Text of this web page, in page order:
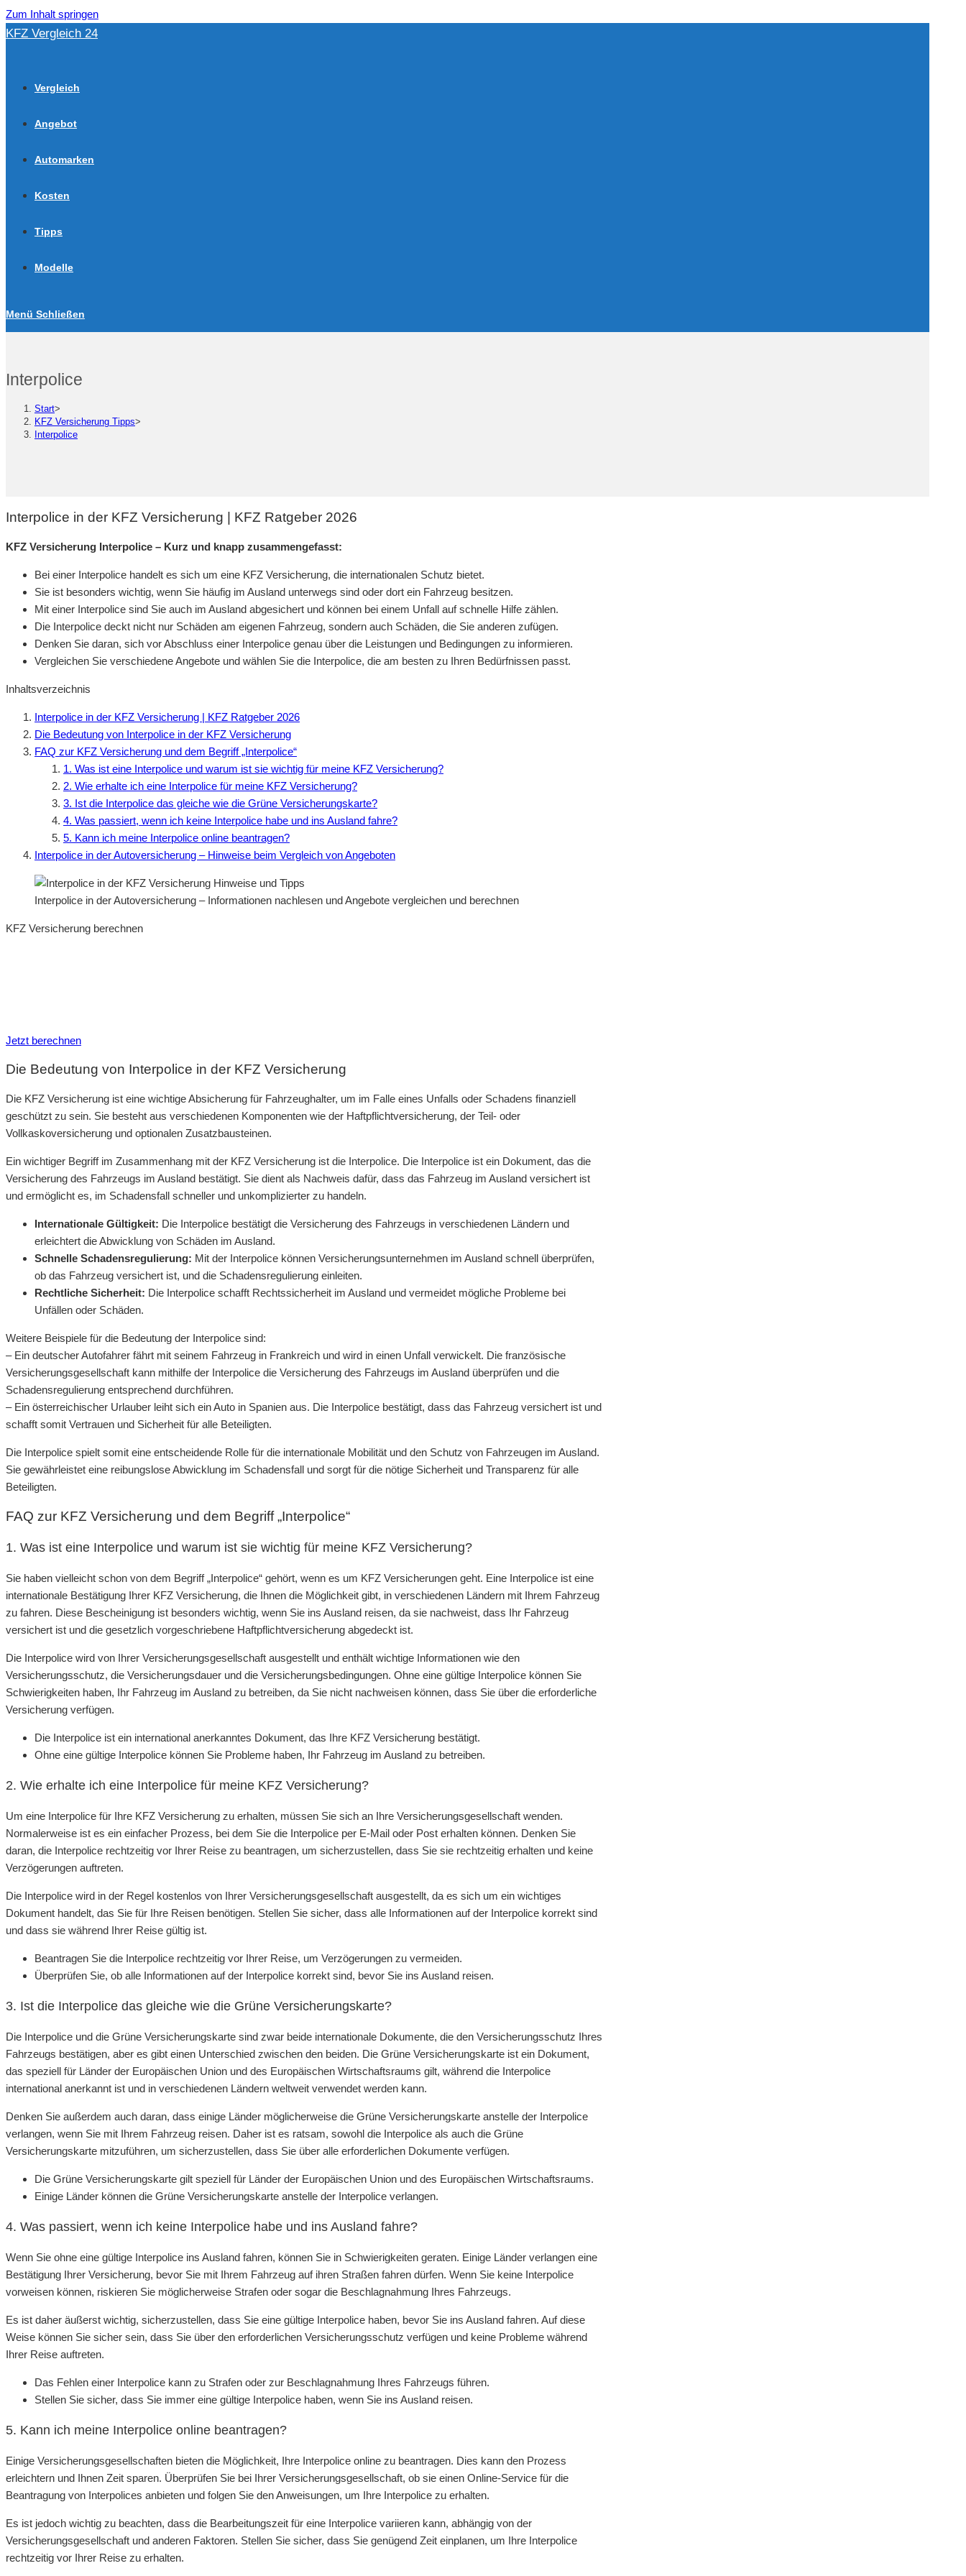
Zum Inhalt springen
KFZ Vergleich 24
Vergleich
Angebot
Automarken
Kosten
Tipps
Modelle
Menü Schließen
Interpolice
Start>
KFZ Versicherung Tipps>
Interpolice
Interpolice in der KFZ Versicherung | KFZ Ratgeber 2026
KFZ Versicherung Interpolice – Kurz und knapp zusammengefasst:
Bei einer Interpolice handelt es sich um eine KFZ Versicherung, die internationalen Schutz bietet.
Sie ist besonders wichtig, wenn Sie häufig im Ausland unterwegs sind oder dort ein Fahrzeug besitzen.
Mit einer Interpolice sind Sie auch im Ausland abgesichert und können bei einem Unfall auf schnelle Hilfe zählen.
Die Interpolice deckt nicht nur Schäden am eigenen Fahrzeug, sondern auch Schäden, die Sie anderen zufügen.
Denken Sie daran, sich vor Abschluss einer Interpolice genau über die Leistungen und Bedingungen zu informieren.
Vergleichen Sie verschiedene Angebote und wählen Sie die Interpolice, die am besten zu Ihren Bedürfnissen passt.
Inhaltsverzeichnis
Interpolice in der KFZ Versicherung | KFZ Ratgeber 2026
Die Bedeutung von Interpolice in der KFZ Versicherung
FAQ zur KFZ Versicherung und dem Begriff „Interpolice“
1. Was ist eine Interpolice und warum ist sie wichtig für meine KFZ Versicherung?
2. Wie erhalte ich eine Interpolice für meine KFZ Versicherung?
3. Ist die Interpolice das gleiche wie die Grüne Versicherungskarte?
4. Was passiert, wenn ich keine Interpolice habe und ins Ausland fahre?
5. Kann ich meine Interpolice online beantragen?
Interpolice in der Autoversicherung – Hinweise beim Vergleich von Angeboten
Interpolice in der Autoversicherung – Informationen nachlesen und Angebote vergleichen und berechnen
KFZ Versicherung berechnen
Jetzt berechnen
Die Bedeutung von Interpolice in der KFZ Versicherung
Die KFZ Versicherung ist eine wichtige Absicherung für Fahrzeughalter, um im Falle eines Unfalls oder Schadens finanziell
geschützt zu sein. Sie besteht aus verschiedenen Komponenten wie der Haftpflichtversicherung, der Teil- oder
Vollkaskoversicherung und optionalen Zusatzbausteinen.
Ein wichtiger Begriff im Zusammenhang mit der KFZ Versicherung ist die Interpolice. Die Interpolice ist ein Dokument, das die
Versicherung des Fahrzeugs im Ausland bestätigt. Sie dient als Nachweis dafür, dass das Fahrzeug im Ausland versichert ist
und ermöglicht es, im Schadensfall schneller und unkomplizierter zu handeln.
Internationale Gültigkeit: Die Interpolice bestätigt die Versicherung des Fahrzeugs in verschiedenen Ländern und
erleichtert die Abwicklung von Schäden im Ausland.
Schnelle Schadensregulierung: Mit der Interpolice können Versicherungsunternehmen im Ausland schnell überprüfen,
ob das Fahrzeug versichert ist, und die Schadensregulierung einleiten.
Rechtliche Sicherheit: Die Interpolice schafft Rechtssicherheit im Ausland und vermeidet mögliche Probleme bei
Unfällen oder Schäden.
Weitere Beispiele für die Bedeutung der Interpolice sind:
– Ein deutscher Autofahrer fährt mit seinem Fahrzeug in Frankreich und wird in einen Unfall verwickelt. Die französische
Versicherungsgesellschaft kann mithilfe der Interpolice die Versicherung des Fahrzeugs im Ausland überprüfen und die
Schadensregulierung entsprechend durchführen.
– Ein österreichischer Urlauber leiht sich ein Auto in Spanien aus. Die Interpolice bestätigt, dass das Fahrzeug versichert ist und
schafft somit Vertrauen und Sicherheit für alle Beteiligten.
Die Interpolice spielt somit eine entscheidende Rolle für die internationale Mobilität und den Schutz von Fahrzeugen im Ausland.
Sie gewährleistet eine reibungslose Abwicklung im Schadensfall und sorgt für die nötige Sicherheit und Transparenz für alle
Beteiligten.
FAQ zur KFZ Versicherung und dem Begriff „Interpolice“
1. Was ist eine Interpolice und warum ist sie wichtig für meine KFZ Versicherung?
Sie haben vielleicht schon von dem Begriff „Interpolice“ gehört, wenn es um KFZ Versicherungen geht. Eine Interpolice ist eine
internationale Bestätigung Ihrer KFZ Versicherung, die Ihnen die Möglichkeit gibt, in verschiedenen Ländern mit Ihrem Fahrzeug
zu fahren. Diese Bescheinigung ist besonders wichtig, wenn Sie ins Ausland reisen, da sie nachweist, dass Ihr Fahrzeug
versichert ist und die gesetzlich vorgeschriebene Haftpflichtversicherung abgedeckt ist.
Die Interpolice wird von Ihrer Versicherungsgesellschaft ausgestellt und enthält wichtige Informationen wie den
Versicherungsschutz, die Versicherungsdauer und die Versicherungsbedingungen. Ohne eine gültige Interpolice können Sie
Schwierigkeiten haben, Ihr Fahrzeug im Ausland zu betreiben, da Sie nicht nachweisen können, dass Sie über die erforderliche
Versicherung verfügen.
Die Interpolice ist ein international anerkanntes Dokument, das Ihre KFZ Versicherung bestätigt.
Ohne eine gültige Interpolice können Sie Probleme haben, Ihr Fahrzeug im Ausland zu betreiben.
2. Wie erhalte ich eine Interpolice für meine KFZ Versicherung?
Um eine Interpolice für Ihre KFZ Versicherung zu erhalten, müssen Sie sich an Ihre Versicherungsgesellschaft wenden.
Normalerweise ist es ein einfacher Prozess, bei dem Sie die Interpolice per E-Mail oder Post erhalten können. Denken Sie
daran, die Interpolice rechtzeitig vor Ihrer Reise zu beantragen, um sicherzustellen, dass Sie sie rechtzeitig erhalten und keine
Verzögerungen auftreten.
Die Interpolice wird in der Regel kostenlos von Ihrer Versicherungsgesellschaft ausgestellt, da es sich um ein wichtiges
Dokument handelt, das Sie für Ihre Reisen benötigen. Stellen Sie sicher, dass alle Informationen auf der Interpolice korrekt sind
und dass sie während Ihrer Reise gültig ist.
Beantragen Sie die Interpolice rechtzeitig vor Ihrer Reise, um Verzögerungen zu vermeiden.
Überprüfen Sie, ob alle Informationen auf der Interpolice korrekt sind, bevor Sie ins Ausland reisen.
3. Ist die Interpolice das gleiche wie die Grüne Versicherungskarte?
Die Interpolice und die Grüne Versicherungskarte sind zwar beide internationale Dokumente, die den Versicherungsschutz Ihres
Fahrzeugs bestätigen, aber es gibt einen Unterschied zwischen den beiden. Die Grüne Versicherungskarte ist ein Dokument,
das speziell für Länder der Europäischen Union und des Europäischen Wirtschaftsraums gilt, während die Interpolice
international anerkannt ist und in verschiedenen Ländern weltweit verwendet werden kann.
Denken Sie außerdem auch daran, dass einige Länder möglicherweise die Grüne Versicherungskarte anstelle der Interpolice
verlangen, wenn Sie mit Ihrem Fahrzeug reisen. Daher ist es ratsam, sowohl die Interpolice als auch die Grüne
Versicherungskarte mitzuführen, um sicherzustellen, dass Sie über alle erforderlichen Dokumente verfügen.
Die Grüne Versicherungskarte gilt speziell für Länder der Europäischen Union und des Europäischen Wirtschaftsraums.
Einige Länder können die Grüne Versicherungskarte anstelle der Interpolice verlangen.
4. Was passiert, wenn ich keine Interpolice habe und ins Ausland fahre?
Wenn Sie ohne eine gültige Interpolice ins Ausland fahren, können Sie in Schwierigkeiten geraten. Einige Länder verlangen eine
Bestätigung Ihrer Versicherung, bevor Sie mit Ihrem Fahrzeug auf ihren Straßen fahren dürfen. Wenn Sie keine Interpolice
vorweisen können, riskieren Sie möglicherweise Strafen oder sogar die Beschlagnahmung Ihres Fahrzeugs.
Es ist daher äußerst wichtig, sicherzustellen, dass Sie eine gültige Interpolice haben, bevor Sie ins Ausland fahren. Auf diese
Weise können Sie sicher sein, dass Sie über den erforderlichen Versicherungsschutz verfügen und keine Probleme während
Ihrer Reise auftreten.
Das Fehlen einer Interpolice kann zu Strafen oder zur Beschlagnahmung Ihres Fahrzeugs führen.
Stellen Sie sicher, dass Sie immer eine gültige Interpolice haben, wenn Sie ins Ausland reisen.
5. Kann ich meine Interpolice online beantragen?
Einige Versicherungsgesellschaften bieten die Möglichkeit, Ihre Interpolice online zu beantragen. Dies kann den Prozess
erleichtern und Ihnen Zeit sparen. Überprüfen Sie bei Ihrer Versicherungsgesellschaft, ob sie einen Online-Service für die
Beantragung von Interpolices anbieten und folgen Sie den Anweisungen, um Ihre Interpolice zu erhalten.
Es ist jedoch wichtig zu beachten, dass die Bearbeitungszeit für eine Interpolice variieren kann, abhängig von der
Versicherungsgesellschaft und anderen Faktoren. Stellen Sie sicher, dass Sie genügend Zeit einplanen, um Ihre Interpolice
rechtzeitig vor Ihrer Reise zu erhalten.